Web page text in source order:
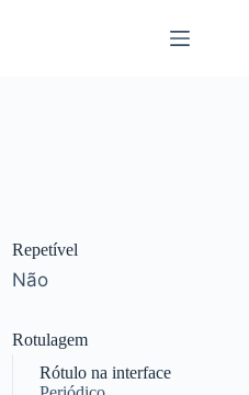
Repetível
Não
Rotulagem
Rótulo na interface